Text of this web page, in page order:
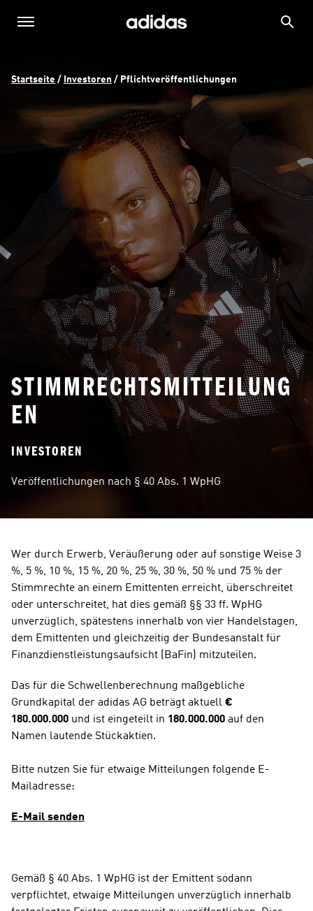
Startseite / Investoren / Pflichtveröffentlichungen
STIMMRECHTSMITTEILUNG
EN
INVESTOREN
Veröffentlichungen nach § 40 Abs. 1 WpHG
Wer durch Erwerb, Veräußerung oder auf sonstige Weise 3
%, 5 %, 10 %, 15 %, 20 %, 25 %, 30 %, 50 % und 75 % der
Stimmrechte an einem Emittenten erreicht, überschreitet
oder unterschreitet, hat dies gemäß §§ 33 ff. WpHG
unverzüglich, spätestens innerhalb von vier Handelstagen,
dem Emittenten und gleichzeitig der Bundesanstalt für
Finanzdienstleistungsaufsicht (BaFin) mitzuteilen.
Das für die Schwellenberechnung maßgebliche
Grundkapital der adidas AG beträgt aktuell €
180.000.000 und ist eingeteilt in 180.000.000 auf den
Namen lautende Stückaktien.
Bitte nutzen Sie für etwaige Mitteilungen folgende E-
Mailadresse:
E-Mail senden
Gemäß § 40 Abs. 1 WpHG ist der Emittent sodann
verpflichtet, etwaige Mitteilungen unverzüglich innerhalb